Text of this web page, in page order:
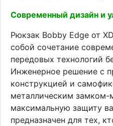
Современный дизайн и
Рюкзак Bobby Edge от
собой сочетание
передовых технологий
Инженерное решение с
конструкцией и
металлическим замком-
максимальную защиту
предназначен для тех,